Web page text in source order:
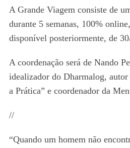
A Grande Viagem consiste de
durante 5 semanas, 100%
disponível posteriormente, de
A coordenação será de Nando
idealizador do Dharmalog,
a Prática” e coordenador da
//
“Quando um homem não